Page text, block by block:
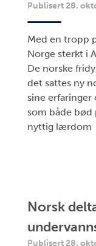
Publisert 28.
Med en tropp
Norge sterkt i
De norske
det sattes ny
sine erfaringer
som både bød
nyttig lærdom
Norsk
Publisert 28.